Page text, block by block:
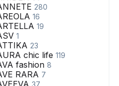
280
16
19
1
23
chic life 119
fashion 8
RARA 7
37